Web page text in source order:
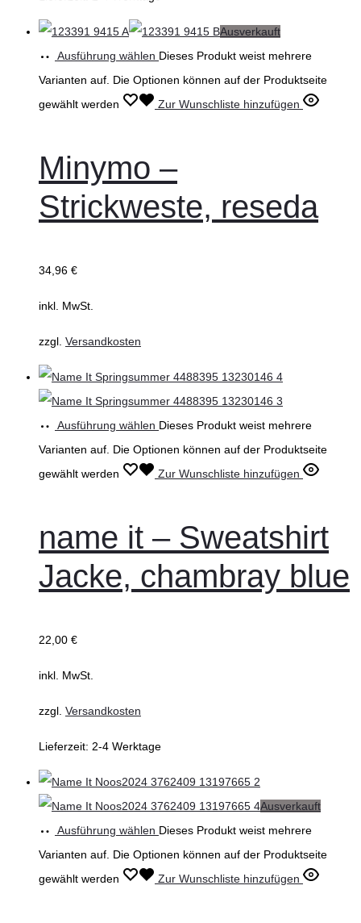
Ausverkauft
Ausführung wählen Dieses Produkt weist mehrere
Varianten auf. Die Optionen können auf der Produktseite
gewählt werden
Zur Wunschliste hinzufügen
Minymo –
Strickweste, reseda
34,96 €
inkl. MwSt.
zzgl. Versandkosten
Ausführung wählen Dieses Produkt weist mehrere
Varianten auf. Die Optionen können auf der Produktseite
gewählt werden
Zur Wunschliste hinzufügen
name it – Sweatshirt
Jacke, chambray blue
22,00 €
inkl. MwSt.
zzgl. Versandkosten
Lieferzeit: 2-4 Werktage
Ausverkauft
Ausführung wählen Dieses Produkt weist mehrere
Varianten auf. Die Optionen können auf der Produktseite
gewählt werden
Zur Wunschliste hinzufügen